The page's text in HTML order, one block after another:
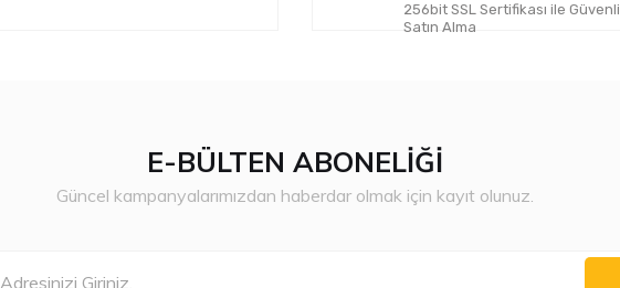
Gönder
256bit SSL Sertifikası ile Güvenli
Satın Alma
E-BÜLTEN ABONELİĞİ
Güncel kampanyalarımızdan haberdar olmak için kayıt olunuz.